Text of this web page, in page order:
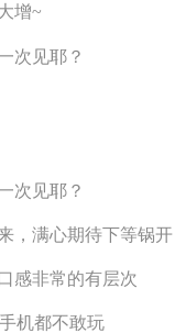
增~
，满心期待下等锅
感非常的有层次
机都不敢玩